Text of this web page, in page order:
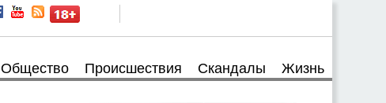
Общество Происшествия Скандалы Жизнь